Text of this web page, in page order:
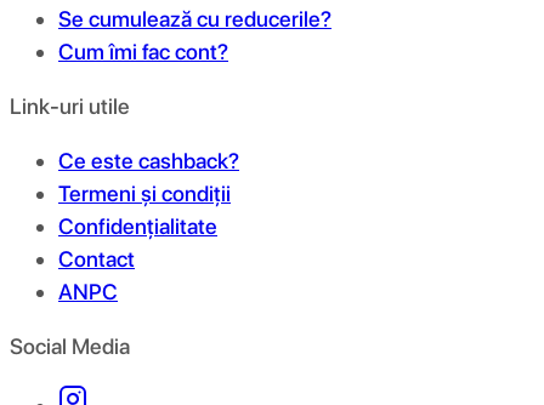
Se cumulează cu reducerile?
Cum îmi fac cont?
Link-uri utile
Ce este cashback?
Termeni și condiții
Confidențialitate
Contact
ANPC
Social Media